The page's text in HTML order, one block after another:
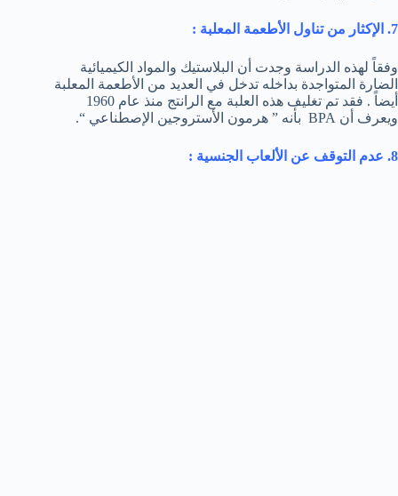
7. الإكثار من تناول الأطعمة المعلبة :
وفقاً لهذه الدراسة وجدت أن البلاستيك والمواد الكيميائية
الضارة المتواجدة بداخله تدخل في العديد من الأطعمة المعلبة
ويعرف أن BPA بأنه ” هرمون الأستروجين الإصطناعي “.
8. عدم التوقف عن الألعاب الجنسية :